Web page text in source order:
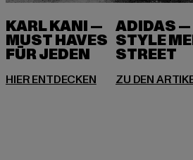
KARL KANI —
MUST HAVES
FÜR JEDEN
ADIDAS —
STYLE